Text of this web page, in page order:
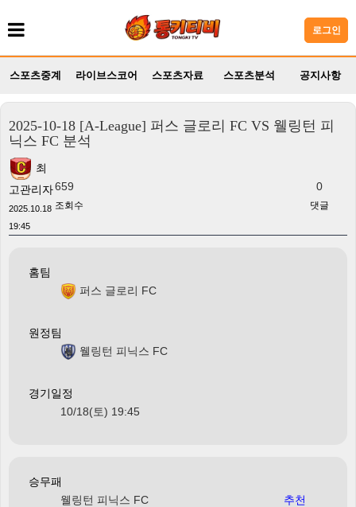
로그인
스포츠중계 라이브스코어 스포츠자료 스포츠분석 공지사항
2025-10-18 [A-League] 퍼스 글로리 FC VS 웰링턴 피
닉스 FC 분석
최
고관리자
2025.10.18
19:45
659
조회수
0
댓글
홈팀
퍼스 글로리 FC
원정팀
웰링턴 피닉스 FC
경기일정
10/18(토) 19:45
승무패
웰링턴 피닉스 FC
추천